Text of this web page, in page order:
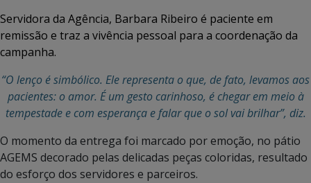
Servidora da Agência, Barbara Ribeiro é paciente em
remissão e traz a vivência pessoal para a coordenação da
campanha.
“O lenço é simbólico. Ele representa o que, de fato, levamos aos
pacientes: o amor. É um gesto carinhoso, é chegar em meio à
tempestade e com esperança e falar que o sol vai brilhar”, diz.
O momento da entrega foi marcado por emoção, no pátio
AGEMS decorado pelas delicadas peças coloridas, resultado
do esforço dos servidores e parceiros.